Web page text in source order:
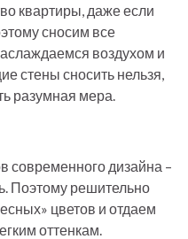
квартиры, даже если
сносим все
воздухом и
стены сносить нельзя,
разумная мера.
современного дизайна –
Поэтому решительно
цветов и отдаем
оттенкам.